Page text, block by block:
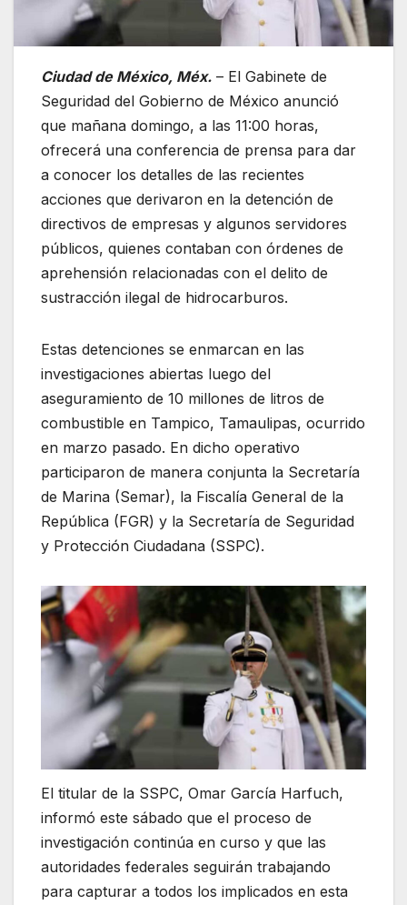
Ciudad de México, Méx. – El Gabinete de
Seguridad del Gobierno de México anunció
que mañana domingo, a las 11:00 horas,
ofrecerá una conferencia de prensa para dar
a conocer los detalles de las recientes
acciones que derivaron en la detención de
directivos de empresas y algunos servidores
públicos, quienes contaban con órdenes de
aprehensión relacionadas con el delito de
sustracción ilegal de hidrocarburos.
Estas detenciones se enmarcan en las
investigaciones abiertas luego del
aseguramiento de 10 millones de litros de
combustible en Tampico, Tamaulipas, ocurrido
en marzo pasado. En dicho operativo
participaron de manera conjunta la Secretaría
de Marina (Semar), la Fiscalía General de la
República (FGR) y la Secretaría de Seguridad
y Protección Ciudadana (SSPC).
El titular de la SSPC, Omar García Harfuch,
informó este sábado que el proceso de
investigación continúa en curso y que las
autoridades federales seguirán trabajando
para capturar a todos los implicados en esta